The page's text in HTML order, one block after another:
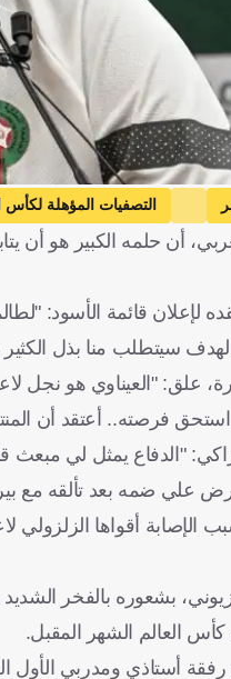
التصفيات المؤهلة لكأس
أن حلمه الكبير هو أن
الهدف سيتطلب منا بذل
استحق فرصته.. أعتقد أن
الإصابة أقواها
بشعوره بالفخر
كأس العالم الشهر المقبل.
أستاذي ومدربي الأول